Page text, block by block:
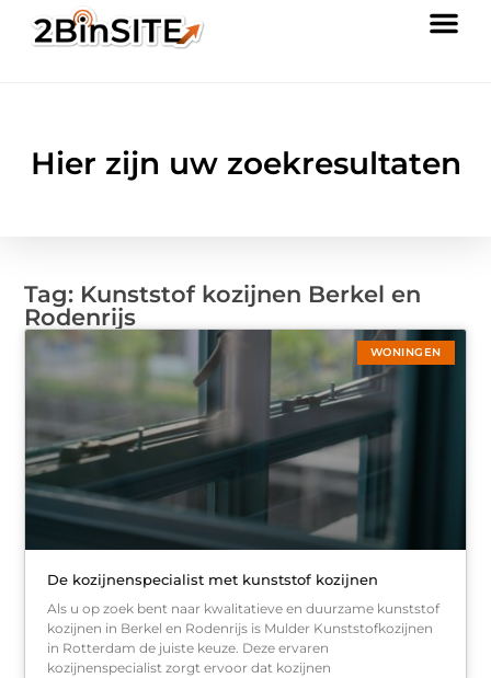
Hier zijn uw zoekresultaten
Tag: Kunststof kozijnen Berkel en
Rodenrijs
WONINGEN
De kozijnenspecialist met kunststof kozijnen
Als u op zoek bent naar kwalitatieve en duurzame kunststof
kozijnen in Berkel en Rodenrijs is Mulder Kunststofkozijnen
in Rotterdam de juiste keuze. Deze ervaren
kozijnenspecialist zorgt ervoor dat kozijnen